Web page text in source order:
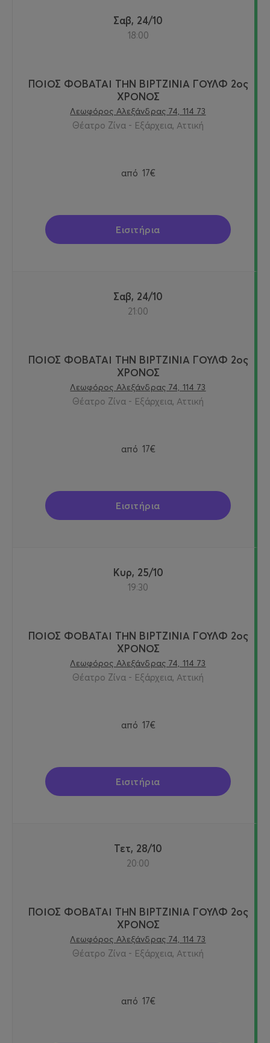
Σαβ, 24/10
18:00
ΠΟΙΟΣ ΦΟΒΑΤΑΙ ΤΗΝ ΒΙΡΤΖΙΝΙΑ ΓΟΥΛΦ 2ος
ΧΡΟΝΟΣ
Λεωφόρος Αλεξάνδρας 74, 114 73
Θέατρο Ζίνα - Εξάρχεια, Αττική
από 17€
Εισιτήρια
Σαβ, 24/10
21:00
ΠΟΙΟΣ ΦΟΒΑΤΑΙ ΤΗΝ ΒΙΡΤΖΙΝΙΑ ΓΟΥΛΦ 2ος
ΧΡΟΝΟΣ
Λεωφόρος Αλεξάνδρας 74, 114 73
Θέατρο Ζίνα - Εξάρχεια, Αττική
από 17€
Εισιτήρια
Κυρ, 25/10
19:30
ΠΟΙΟΣ ΦΟΒΑΤΑΙ ΤΗΝ ΒΙΡΤΖΙΝΙΑ ΓΟΥΛΦ 2ος
ΧΡΟΝΟΣ
Λεωφόρος Αλεξάνδρας 74, 114 73
Θέατρο Ζίνα - Εξάρχεια, Αττική
από 17€
Εισιτήρια
Τετ, 28/10
20:00
ΠΟΙΟΣ ΦΟΒΑΤΑΙ ΤΗΝ ΒΙΡΤΖΙΝΙΑ ΓΟΥΛΦ 2ος
ΧΡΟΝΟΣ
Λεωφόρος Αλεξάνδρας 74, 114 73
Θέατρο Ζίνα - Εξάρχεια, Αττική
από 17€